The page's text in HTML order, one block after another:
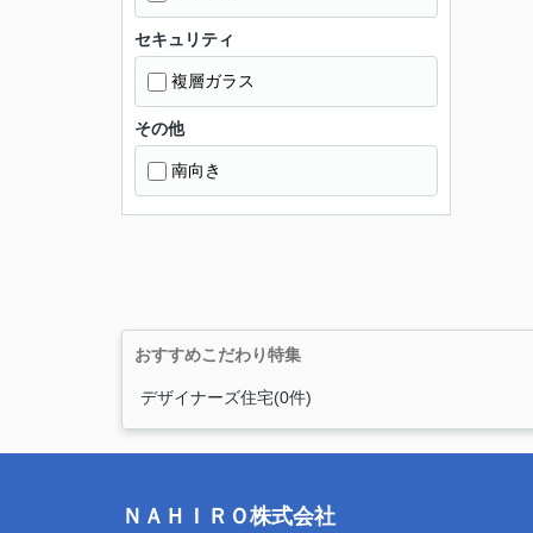
セキュリティ
複層ガラス
その他
南向き
おすすめこだわり特集
デザイナーズ住宅(0件)
ＮＡＨＩＲＯ株式会社